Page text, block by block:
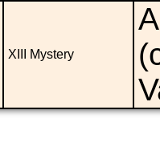
XIII Mystery